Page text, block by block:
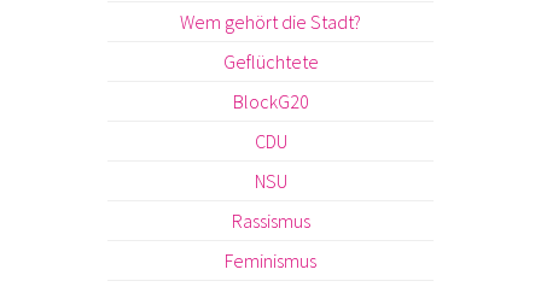
Wem gehört die Stadt?
Geflüchtete
BlockG20
CDU
NSU
Rassismus
Feminismus